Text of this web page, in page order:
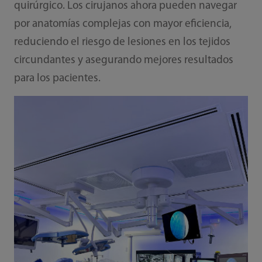
quirúrgico. Los cirujanos ahora pueden navegar
por anatomías complejas con mayor eficiencia,
reduciendo el riesgo de lesiones en los tejidos
circundantes y asegurando mejores resultados
para los pacientes.